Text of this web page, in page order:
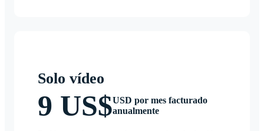
Solo vídeo
9 US$USD por mes facturado
anualmente